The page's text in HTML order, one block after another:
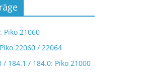
Piko 21060
22060 / 22064
/ 184.1 / 184.0: Piko 21000